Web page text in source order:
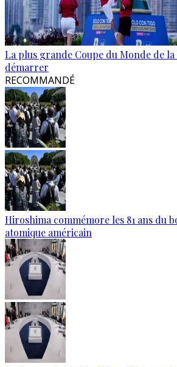
La plus grande Coupe du Monde de la
démarrer
RECOMMANDÉ
Hiroshima commémore les 81 ans du
atomique américain